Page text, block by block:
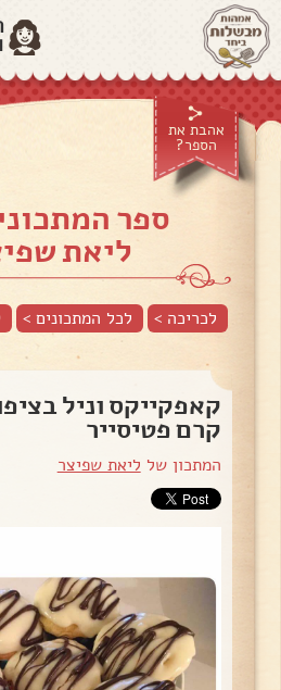
אהבת את
הספר?
ספר
ליאת
לכריכה > לכל המתכונים >
קאפקייקס וניל
קרם פטיסייר
המתכון של ליאת שפיצר